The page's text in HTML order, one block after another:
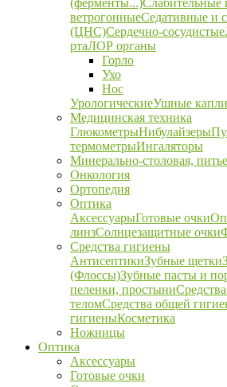
(ферменты...)Слабительные
ветрогонныеСедативные и
(ЦНС)Сердечно-сосудистые
ртаЛОР органы
Горло
Ухо
Нос
УрологическиеУшные капли
Медицинская техника
ГлюкометрыНибулайзеры
термометрыИнгаляторы
Минерально-столовая,
Онкология
Ортопедия
Оптика
АксессуарыГотовые очки
линзСолнцезащитные очки
Средства гигиены
АнтисептикиЗубные щетки
(Флоссы)Зубные пасты и
пеленки, простыни
теломСредства общей
гигиеныКосметика
Ножницы
Оптика
Аксессуары
Готовые очки